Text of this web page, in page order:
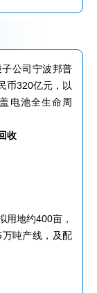
公司宁波邦普
币320亿元，以
电池全生命周
收
用地约400亩，
吨产线，及配